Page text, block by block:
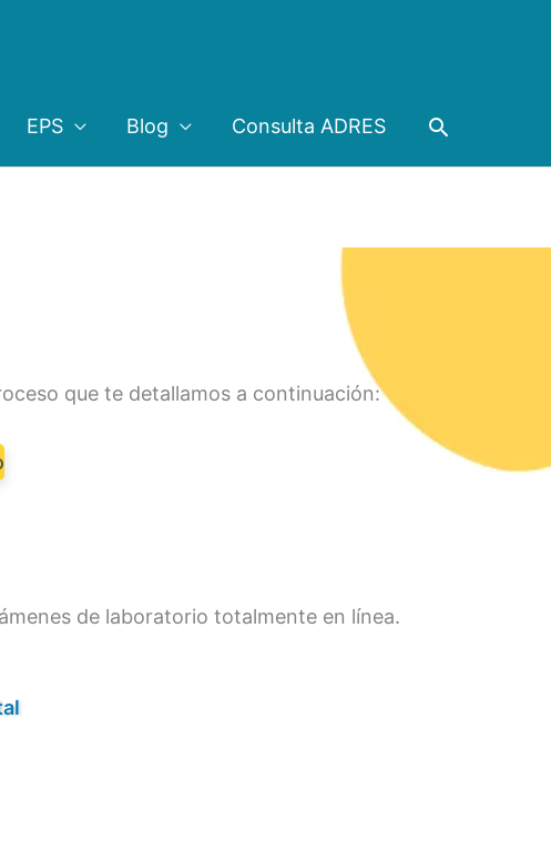
EPS Blog Consulta ADRES Buscar
que te detallamos a continuación:
de laboratorio totalmente en línea.